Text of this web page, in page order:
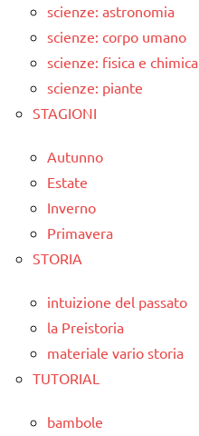
scienze: astronomia
scienze: corpo umano
scienze: fisica e chimica
scienze: piante
STAGIONI
Autunno
Estate
Inverno
Primavera
STORIA
intuizione del passato
la Preistoria
materiale vario storia
TUTORIAL
bambole